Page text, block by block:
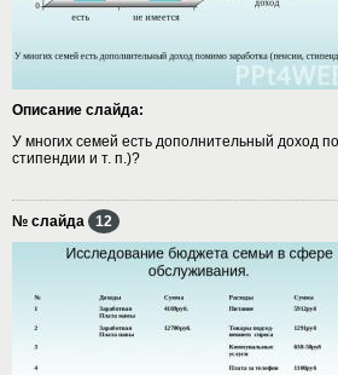
Описание слайда:
У многих семей есть дополнительный доход
стипендии и т. п.)?
№ слайда 12